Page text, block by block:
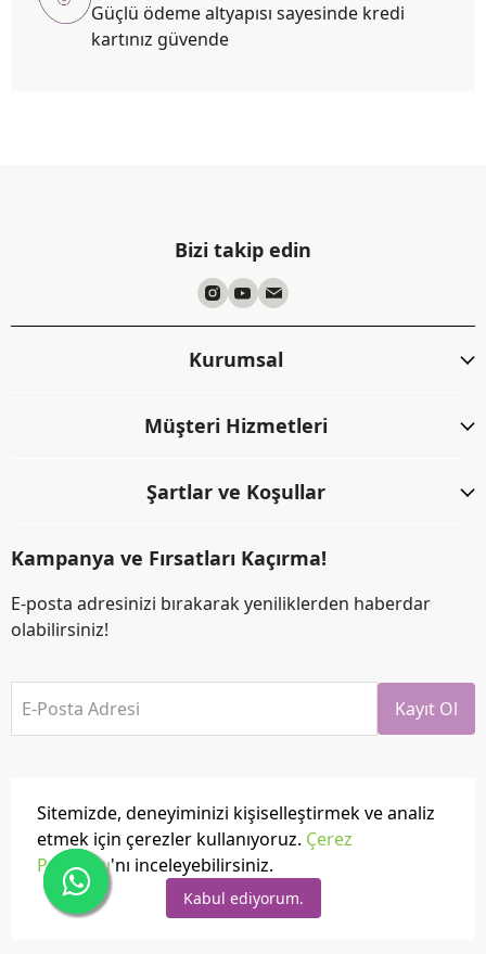
Sitemizde, deneyiminizi kişiselleştirmek ve analiz
etmek için çerezler kullanıyoruz. Çerez
Politikası'nı inceleyebilirsiniz.
Kabul ediyorum.
Güçlü ödeme altyapısı sayesinde kredi
kartınız güvende
Bizi takip edin
Kurumsal
Müşteri Hizmetleri
Şartlar ve Koşullar
Kampanya ve Fırsatları Kaçırma!
E-posta adresinizi bırakarak yeniliklerden haberdar
olabilirsiniz!
E-Posta Adresi Kayıt Ol
Tüm hakları saklıdır.
Powered by ikas